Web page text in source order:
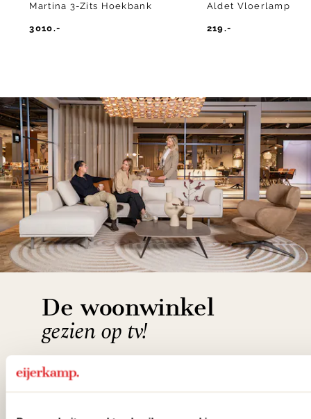
Martina 3-Zits Hoekbank
3010.-
Aldet Vloerlamp
219.-
De woonwinkel
gezien op tv!
Wie kent het programma vtwonen
hebben met liefde de mooiste woon-,